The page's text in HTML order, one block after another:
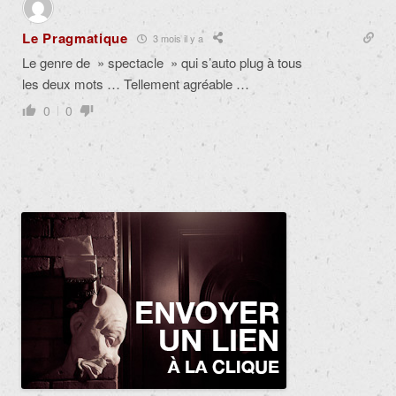
Le Pragmatique 3 mois il y a
Le genre de » spectacle » qui s’auto plug à tous
les deux mots … Tellement agréable …
0 0